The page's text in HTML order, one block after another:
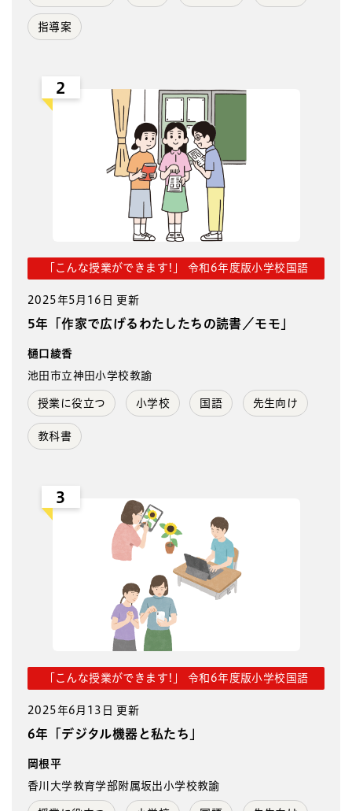
指導案
2
「こんな授業ができます!」 令和6年度版小学校国語
2025年5月16日 更新
5年「作家で広げるわたしたちの読書／モモ」
樋口綾香
池田市立神田小学校教諭
授業に役立つ 小学校 国語 先生向け
教科書
3
「こんな授業ができます!」 令和6年度版小学校国語
2025年6月13日 更新
6年「デジタル機器と私たち」
岡根平
香川大学教育学部附属坂出小学校教諭